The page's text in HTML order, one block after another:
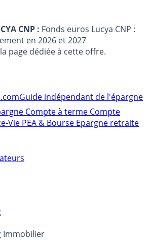
CNP : Fonds euros Lucya CNP :
en 2026 et 2027
page dédiée à cette offre.
Guide indépendant de l'épargne
Compte à terme Compte
Vie PEA & Bourse Epargne retraite
Immobilier